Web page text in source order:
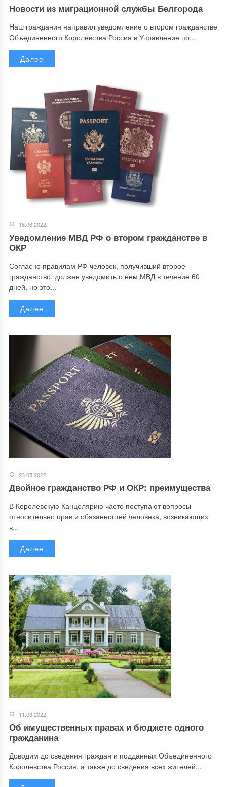
Новости из миграционной службы Белгорода
Наш гражданин направил уведомление о втором гражданстве
Объединенного Королевства Россия в Управление по...
Далее
16.06.2022
Уведомление МВД РФ о втором гражданстве в
ОКР
Согласно правилам РФ человек, получивший второе
гражданство, должен уведомить о нем МВД в течение 60
дней, но это...
Далее
23.05.2022
Двойное гражданство РФ и ОКР: преимущества
В Королевскую Канцелярию часто поступают вопросы
относительно прав и обязанностей человека, возникающих
в...
Далее
11.03.2022
Об имущественных правах и бюджете одного
гражданина
Доводим до сведения граждан и подданных Объединенного
Королевства Россия, а также до сведения всех жителей...